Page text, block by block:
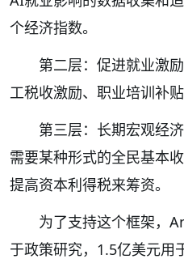
个经济指数。
第二层：促进就业激
工税收激励、职业培训补贴
第三层：长期宏观经
需要某种形式的全民基本
提高资本利得税来筹资。
为了支持这个框架，
于政策研究，1.5亿美元用